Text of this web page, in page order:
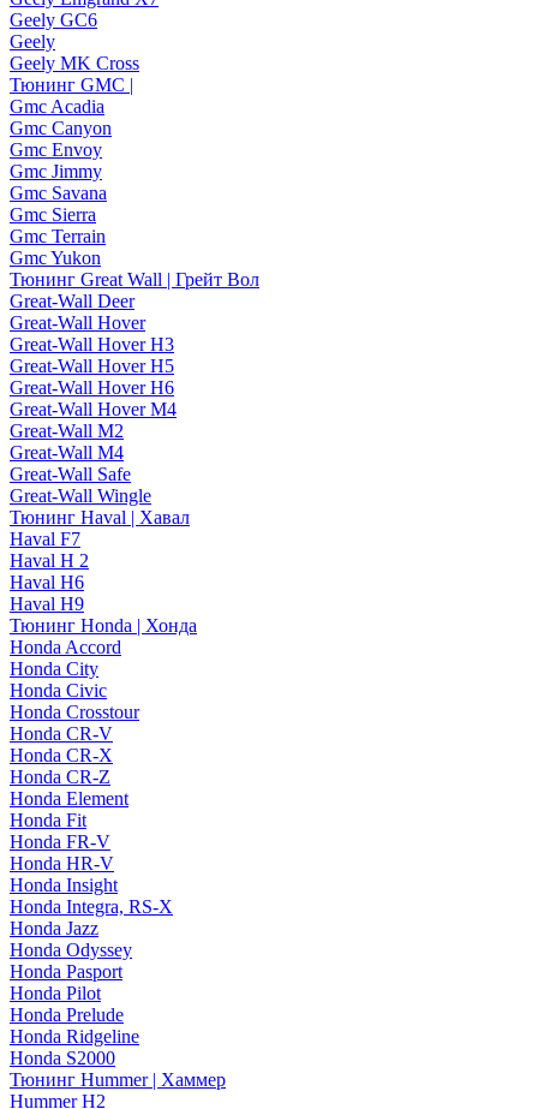
Geely GC6
Geely
Geely MK Cross
Тюнинг GMC |
Gmc Acadia
Gmc Canyon
Gmc Envoy
Gmc Jimmy
Gmc Savana
Gmc Sierra
Gmc Terrain
Gmc Yukon
Тюнинг Great Wall | Грейт Вол
Great-Wall Deer
Great-Wall Hover
Great-Wall Hover H3
Great-Wall Hover H5
Great-Wall Hover H6
Great-Wall Hover M4
Great-Wall M2
Great-Wall M4
Great-Wall Safe
Great-Wall Wingle
Тюнинг Haval | Хавал
Haval F7
Haval H 2
Haval H6
Haval H9
Тюнинг Honda | Хонда
Honda Accord
Honda City
Honda Civic
Honda Crosstour
Honda CR-V
Honda CR-X
Honda CR-Z
Honda Element
Honda Fit
Honda FR-V
Honda HR-V
Honda Insight
Honda Integra, RS-X
Honda Jazz
Honda Odyssey
Honda Pasport
Honda Pilot
Honda Prelude
Honda Ridgeline
Honda S2000
Тюнинг Hummer | Хаммер
Hummer H2